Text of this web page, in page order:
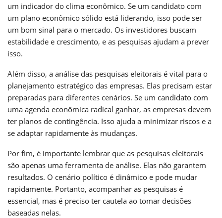
um indicador do clima econômico. Se um candidato com
um plano econômico sólido está liderando, isso pode ser
um bom sinal para o mercado. Os investidores buscam
estabilidade e crescimento, e as pesquisas ajudam a prever
isso.
Além disso, a análise das pesquisas eleitorais é vital para o
planejamento estratégico das empresas. Elas precisam estar
preparadas para diferentes cenários. Se um candidato com
uma agenda econômica radical ganhar, as empresas devem
ter planos de contingência. Isso ajuda a minimizar riscos e a
se adaptar rapidamente às mudanças.
Por fim, é importante lembrar que as pesquisas eleitorais
são apenas uma ferramenta de análise. Elas não garantem
resultados. O cenário político é dinâmico e pode mudar
rapidamente. Portanto, acompanhar as pesquisas é
essencial, mas é preciso ter cautela ao tomar decisões
baseadas nelas.